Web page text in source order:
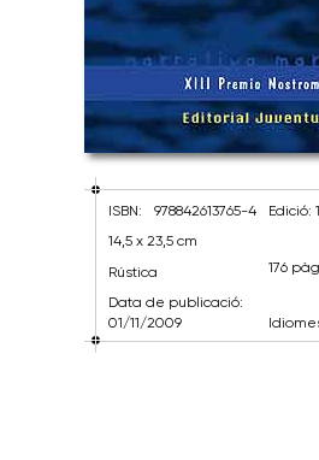
ISBN:
978842613765-4
14,5 x 23,5 cm
Rústica
Data de publicació:
01/11/2009
Edició: 1
176